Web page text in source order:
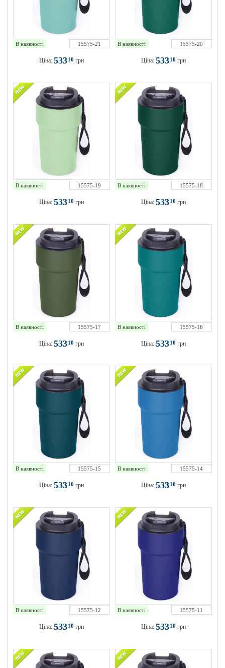
В наявності 15575-21
Ціна: 53310 грн
В наявності 15575-20
Ціна: 53310 грн
В наявності 15575-19
Ціна: 53310 грн
В наявності 15575-18
Ціна: 53310 грн
В наявності 15575-17
Ціна: 53310 грн
В наявності 15575-16
Ціна: 53310 грн
В наявності 15575-15
Ціна: 53310 грн
В наявності 15575-14
Ціна: 53310 грн
В наявності 15575-12
Ціна: 53310 грн
В наявності 15575-11
Ціна: 53310 грн